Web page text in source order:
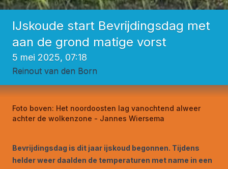
IJskoude start Bevrijdingsdag met
aan de grond matige vorst
5 mei 2025, 07:18
Reinout van den Born
Foto boven: Het noordoosten lag vanochtend alweer
achter de wolkenzone - Jannes Wiersema
Bevrijdingsdag is dit jaar ijskoud begonnen. Tijdens
helder weer daalden de temperaturen met name in een